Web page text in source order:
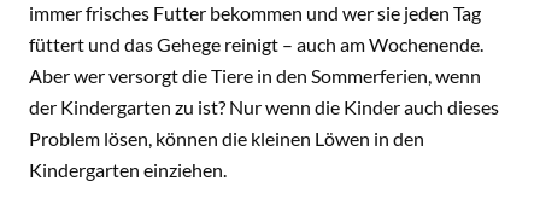
immer frisches Futter bekommen und wer sie jeden Tag
füttert und das Gehege reinigt – auch am Wochenende.
Aber wer versorgt die Tiere in den Sommerferien, wenn
der Kindergarten zu ist? Nur wenn die Kinder auch dieses
Problem lösen, können die kleinen Löwen in den
Kindergarten einziehen.